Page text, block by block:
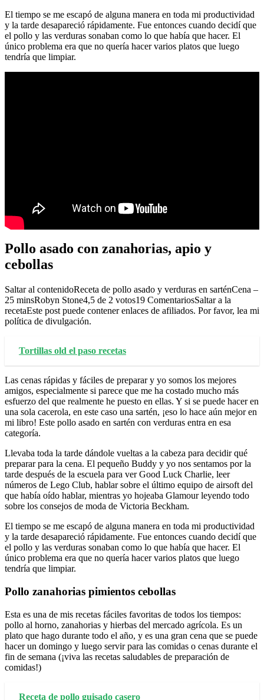
El tiempo se me escapó de alguna manera en toda mi productividad
y la tarde desapareció rápidamente. Fue entonces cuando decidí que
el pollo y las verduras sonaban como lo que había que hacer. El
único problema era que no quería hacer varios platos que luego
tendría que limpiar.
Pollo asado con zanahorias, apio y
cebollas
Saltar al contenidoReceta de pollo asado y verduras en sarténCena –
25 minsRobyn Stone4,5 de 2 votos19 ComentariosSaltar a la
recetaEste post puede contener enlaces de afiliados. Por favor, lea mi
política de divulgación.
Tortillas old el paso recetas
Las cenas rápidas y fáciles de preparar y yo somos los mejores
amigos, especialmente si parece que me ha costado mucho más
esfuerzo del que realmente he puesto en ellas. Y si se puede hacer en
una sola cacerola, en este caso una sartén, ¡eso lo hace aún mejor en
mi libro! Este pollo asado en sartén con verduras entra en esa
categoría.
Llevaba toda la tarde dándole vueltas a la cabeza para decidir qué
preparar para la cena. El pequeño Buddy y yo nos sentamos por la
tarde después de la escuela para ver Good Luck Charlie, leer
números de Lego Club, hablar sobre el último equipo de airsoft del
que había oído hablar, mientras yo hojeaba Glamour leyendo todo
sobre los consejos de moda de Victoria Beckham.
El tiempo se me escapó de alguna manera en toda mi productividad
y la tarde desapareció rápidamente. Fue entonces cuando decidí que
el pollo y las verduras sonaban como lo que había que hacer. El
único problema era que no quería hacer varios platos que luego
tendría que limpiar.
Pollo zanahorias pimientos cebollas
Esta es una de mis recetas fáciles favoritas de todos los tiempos:
pollo al horno, zanahorias y hierbas del mercado agrícola. Es un
plato que hago durante todo el año, y es una gran cena que se puede
hacer un domingo y luego servir para las comidas o cenas durante el
fin de semana (¡viva las recetas saludables de preparación de
comidas!)
Receta de pollo guisado casero